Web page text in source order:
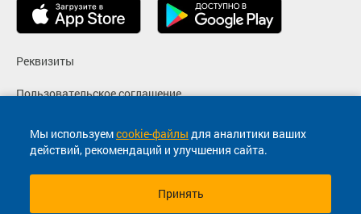
Мы используемcookie-файлы для аналитики ваших
действий, рекомендаций и улучшения сайта.
Принять
Реквизиты
Пользовательское соглашение
Политика конфиденциальности
Согласие на маркетинговые сообщения
© 2013-2026, ООО "Капитал"- Онлайн сервис продажи